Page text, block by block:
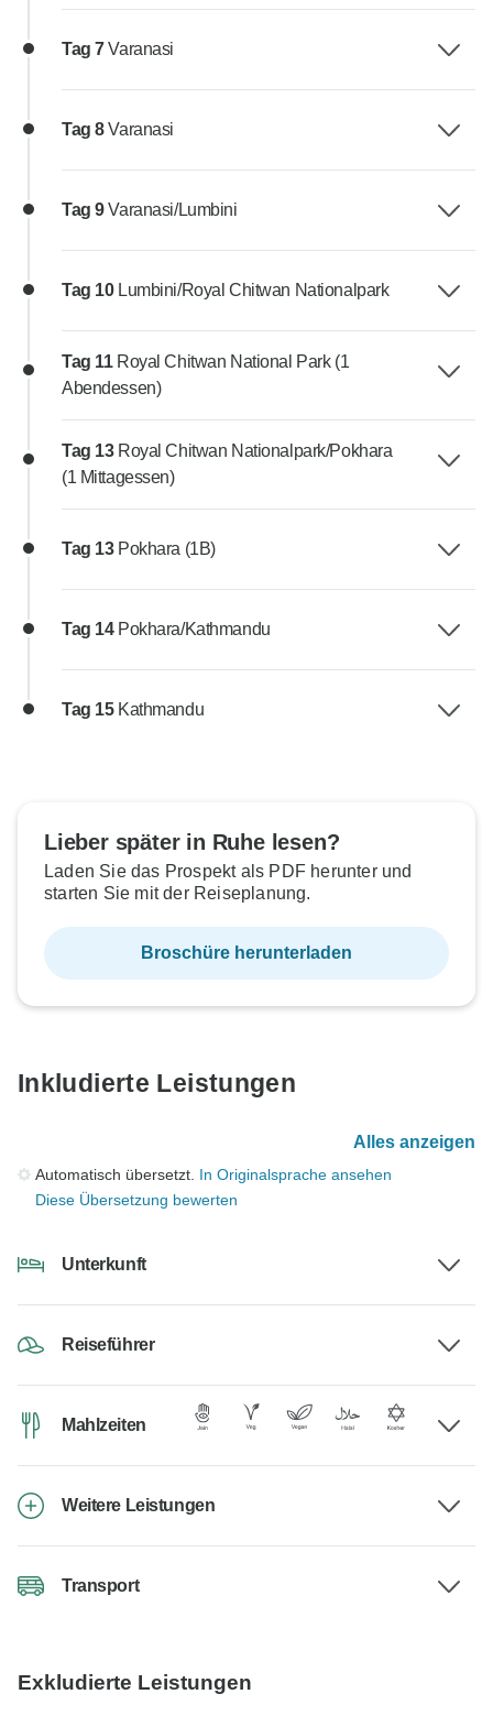
Tag 7Varanasi
Tag 8Varanasi
Tag 9Varanasi/Lumbini
Tag 10 Lumbini/Royal Chitwan Nationalpark
Tag 11 Royal Chitwan National Park (1
Abendessen)
Tag 13 Royal Chitwan Nationalpark/Pokhara
(1 Mittagessen)
Tag 13 Pokhara (1B)
Tag 14 Pokhara/Kathmandu
Tag 15 Kathmandu
Lieber später in Ruhe lesen?
Laden Sie das Prospekt als PDF herunter und
starten Sie mit der Reiseplanung.
Broschüre herunterladen
Inkludierte Leistungen
Alles anzeigen
Automatisch übersetzt. In Originalsprache ansehen
Diese Übersetzung bewerten
Unterkunft
Reiseführer
Mahlzeiten
Weitere Leistungen
Transport
Exkludierte Leistungen